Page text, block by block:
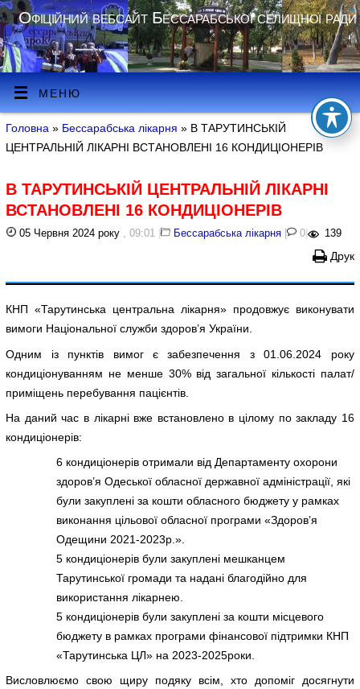
Офіційний вебсайт Бессарабської селищної ради
МЕНЮ
Головна » Бессарабська лікарня » В ТАРУТИНСЬКІЙ
ЦЕНТРАЛЬНІЙ ЛІКАРНІ ВСТАНОВЛЕНІ 16 КОНДИЦІОНЕРІВ
В ТАРУТИНСЬКІЙ ЦЕНТРАЛЬНІЙ ЛІКАРНІ
ВСТАНОВЛЕНІ 16 КОНДИЦІОНЕРІВ
05 Червня 2024 року , 09:01 | Бессарабська лікарня | 0 | 139
Друк
КНП «Тарутинська центральна лікарня» продовжує виконувати
вимоги Національної служби здоров’я України.
Одним із пунктів вимог є забезпечення з 01.06.2024 року
кондиціонуванням не менше 30% від загальної кількості палат/
приміщень перебування пацієнтів.
На даний час в лікарні вже встановлено в цілому по закладу 16
кондиціонерів:
6 кондиціонерів отримали від Департаменту охорони
здоров’я Одеської обласної державної адміністрації, які
були закуплені за кошти обласного бюджету у рамках
виконання цільової обласної програми «Здоров’я
Одещини 2021-2023р.».
5 кондиціонерів були закуплені мешканцем
Тарутинської громади та надані благодійно для
використання лікарнею.
5 кондиціонерів були закуплені за кошти місцевого
бюджету в рамках програми фінансової підтримки КНП
«Тарутинська ЦЛ» на 2023-2025роки.
Висловлюємо свою щиру подяку всім, хто допоміг досягнути